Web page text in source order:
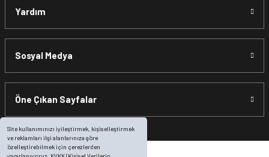
Site kullanımınızı iyileştirmek, kişiselleştirmek
ve reklamları ilgi alanlarınıza göre
özelleştirebilmek için çerezlerden
Yardım
Sosyal Medya
Öne Çıkan Sayfalar